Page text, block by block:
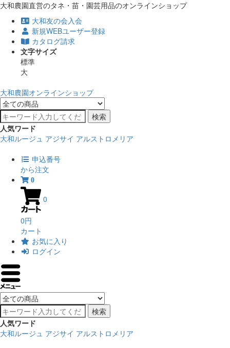
大和農園直営のタネ・苗・園芸用品のオンラインショップ
大和友の会入会
新規WEBユーザー登録
カタログ請求
文字サイズ
標準
大
大和農園オンラインショップ
検索
人気ワード
大和ルージュ アジサイ アルストロメリア
申込番号
から注文
0
0
0円
カート
お気に入り
ログイン
検索
人気ワード
大和ルージュ アジサイ アルストロメリア